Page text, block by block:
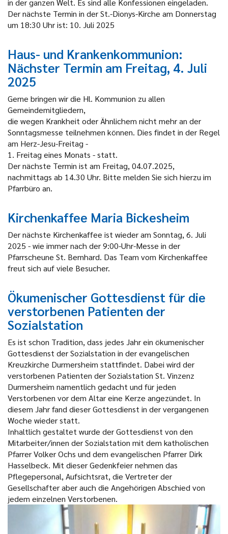
in der ganzen Welt. Es sind alle Konfessionen eingeladen.
Der nächste Termin in der St.-Dionys-Kirche am Donnerstag
um 18:30 Uhr ist: 10. Juli 2025
Haus- und Krankenkommunion:
Nächster Termin am Freitag, 4. Juli
2025
Gerne bringen wir die Hl. Kommunion zu allen
Gemeindemitgliedern,
die wegen Krankheit oder Ähnlichem nicht mehr an der
Sonntagsmesse teilnehmen können. Dies findet in der Regel
am Herz-Jesu-Freitag -
1. Freitag eines Monats - statt.
Der nächste Termin ist am Freitag, 04.07.2025,
nachmittags ab 14.30 Uhr. Bitte melden Sie sich hierzu im
Pfarrbüro an.
Kirchenkaffee Maria Bickesheim
Der nächste Kirchenkaffee ist wieder am Sonntag, 6. Juli
2025 - wie immer nach der 9:00-Uhr-Messe in der
Pfarrscheune St. Bernhard. Das Team vom Kirchenkaffee
freut sich auf viele Besucher.
Ökumenischer Gottesdienst für die
verstorbenen Patienten der
Sozialstation
Es ist schon Tradition, dass jedes Jahr ein ökumenischer
Gottesdienst der Sozialstation in der evangelischen
Kreuzkirche Durmersheim stattfindet. Dabei wird der
verstorbenen Patienten der Sozialstation St. Vinzenz
Durmersheim namentlich gedacht und für jeden
Verstorbenen vor dem Altar eine Kerze angezündet. In
diesem Jahr fand dieser Gottesdienst in der vergangenen
Woche wieder statt.
Inhaltlich gestaltet wurde der Gottesdienst von den
Mitarbeiter/innen der Sozialstation mit dem katholischen
Pfarrer Volker Ochs und dem evangelischen Pfarrer Dirk
Hasselbeck. Mit dieser Gedenkfeier nehmen das
Pflegepersonal, Aufsichtsrat, die Vertreter der
Gesellschafter aber auch die Angehörigen Abschied von
jedem einzelnen Verstorbenen.